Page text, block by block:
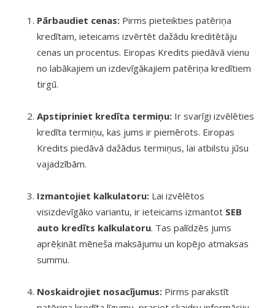
Pārbaudiet cenas: Pirms pieteikties patēriņa
kredītam, ieteicams izvērtēt dažādu kreditētāju
cenas un procentus. Eiropas Kredits piedāvā vienu
no labākajiem un izdevīgākajiem patēriņa kredītiem
tirgū.
Apstipriniet kredīta termiņu: Ir svarīgi izvēlēties
kredīta termiņu, kas jums ir piemērots. Eiropas
Kredits piedāvā dažādus termiņus, lai atbilstu jūsu
vajadzībām.
Izmantojiet kalkulatoru: Lai izvēlētos
visizdevīgāko variantu, ir ieteicams izmantot SEB
auto kredīts kalkulatoru. Tas palīdzēs jums
aprēķināt mēneša maksājumu un kopējo atmaksas
summu.
Noskaidrojiet nosacījumus: Pirms parakstīt